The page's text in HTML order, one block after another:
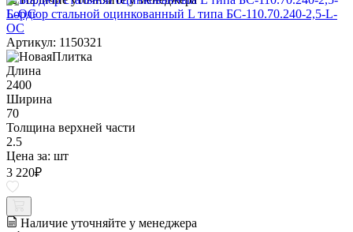
Бордюр стальной оцинкованный L типа БС-110.70.240-2,5-L-
ОС
Артикул: 1150321
Длина
2400
Ширина
70
Толщина верхней части
2.5
Цена за: шт
3 220₽
Наличие уточняйте у менеджера